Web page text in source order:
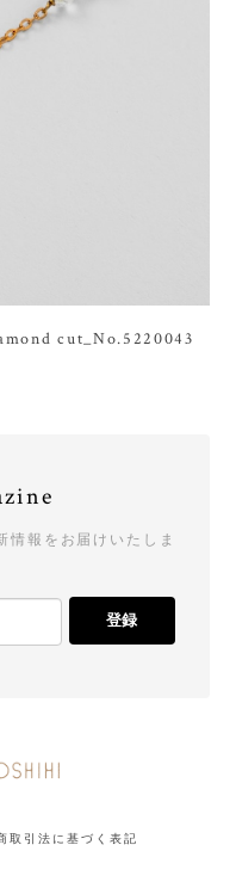
cut_No.5220043
情報をお届けいたしま
登録
取引法に基づく表記